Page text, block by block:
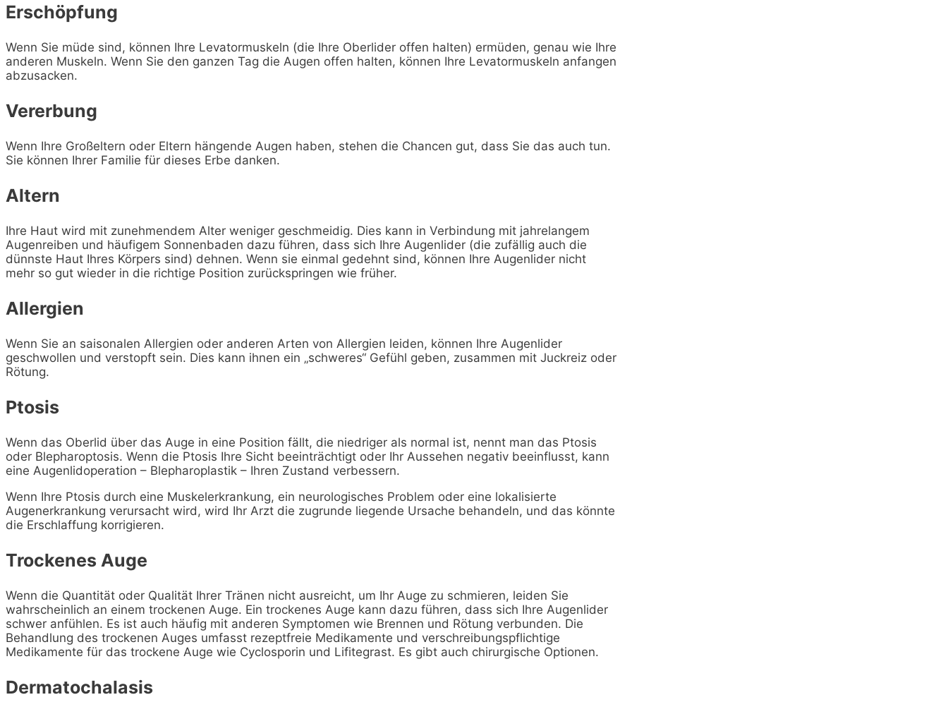
Erschöpfung
Wenn Sie müde sind, können Ihre Levatormuskeln (die Ihre Oberlider offen halten) ermüden, genau wie Ihre
anderen Muskeln. Wenn Sie den ganzen Tag die Augen offen halten, können Ihre Levatormuskeln anfangen
abzusacken.
Vererbung
Wenn Ihre Großeltern oder Eltern hängende Augen haben, stehen die Chancen gut, dass Sie das auch tun.
Sie können Ihrer Familie für dieses Erbe danken.
Altern
Ihre Haut wird mit zunehmendem Alter weniger geschmeidig. Dies kann in Verbindung mit jahrelangem
Augenreiben und häufigem Sonnenbaden dazu führen, dass sich Ihre Augenlider (die zufällig auch die
dünnste Haut Ihres Körpers sind) dehnen. Wenn sie einmal gedehnt sind, können Ihre Augenlider nicht
mehr so gut wieder in die richtige Position zurückspringen wie früher.
Allergien
Wenn Sie an saisonalen Allergien oder anderen Arten von Allergien leiden, können Ihre Augenlider
geschwollen und verstopft sein. Dies kann ihnen ein „schweres“ Gefühl geben, zusammen mit Juckreiz oder
Rötung.
Ptosis
Wenn das Oberlid über das Auge in eine Position fällt, die niedriger als normal ist, nennt man das Ptosis
oder Blepharoptosis. Wenn die Ptosis Ihre Sicht beeinträchtigt oder Ihr Aussehen negativ beeinflusst, kann
eine Augenlidoperation – Blepharoplastik – Ihren Zustand verbessern.
Wenn Ihre Ptosis durch eine Muskelerkrankung, ein neurologisches Problem oder eine lokalisierte
Augenerkrankung verursacht wird, wird Ihr Arzt die zugrunde liegende Ursache behandeln, und das könnte
die Erschlaffung korrigieren.
Trockenes Auge
Wenn die Quantität oder Qualität Ihrer Tränen nicht ausreicht, um Ihr Auge zu schmieren, leiden Sie
wahrscheinlich an einem trockenen Auge. Ein trockenes Auge kann dazu führen, dass sich Ihre Augenlider
schwer anfühlen. Es ist auch häufig mit anderen Symptomen wie Brennen und Rötung verbunden. Die
Behandlung des trockenen Auges umfasst rezeptfreie Medikamente und verschreibungspflichtige
Medikamente für das trockene Auge wie Cyclosporin und Lifitegrast. Es gibt auch chirurgische Optionen.
Dermatochalasis